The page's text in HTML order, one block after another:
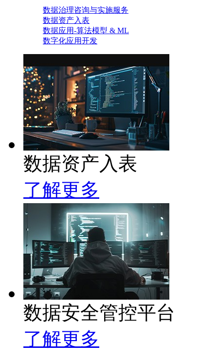
数据治理咨询与实施服务
数据资产入表
数据应用-算法模型 & ML
数字化应用开发
数据资产入表
了解更多
数据安全管控平台
了解更多